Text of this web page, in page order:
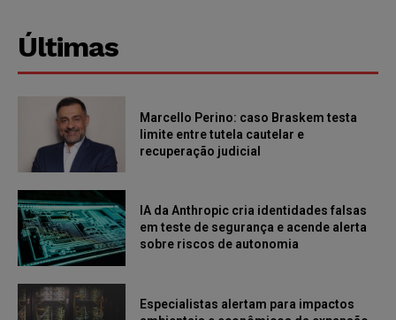
Últimas
Marcello Perino: caso Braskem testa
limite entre tutela cautelar e
recuperação judicial
IA da Anthropic cria identidades falsas
em teste de segurança e acende alerta
sobre riscos de autonomia
Especialistas alertam para impactos